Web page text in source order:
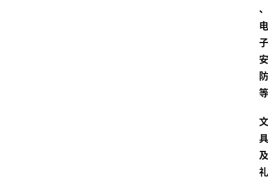
、
电
子
安
防
等
文
具
及
礼